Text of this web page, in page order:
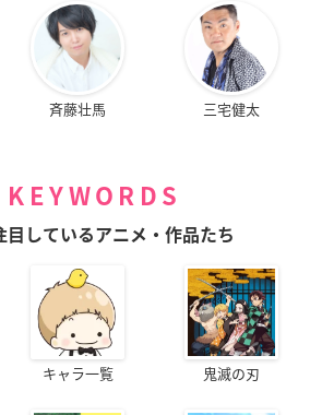
斉藤壮馬 三宅健太
KEYWORDS
目しているアニメ・作品たち
キャラ一覧 鬼滅の刃